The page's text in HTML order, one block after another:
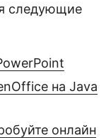
следующие
на Java
онлайн